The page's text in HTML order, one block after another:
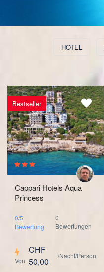
HOTEL
Bestseller
Cappari Hotels Aqua
Princess
0/5
Bewertung
0
Bewertungen
Von
CHF
50,00
/Nacht/Person